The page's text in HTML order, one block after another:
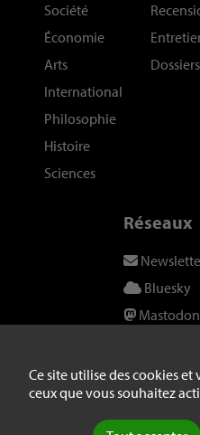
Ce site utilise des cookies
ceux que vous souhaitez
Société
Économie
Arts
International
Philosophie
Histoire
Sciences
Dossiers
Réseaux
Bluesky
Mastodon
Instagram
Twitter/X